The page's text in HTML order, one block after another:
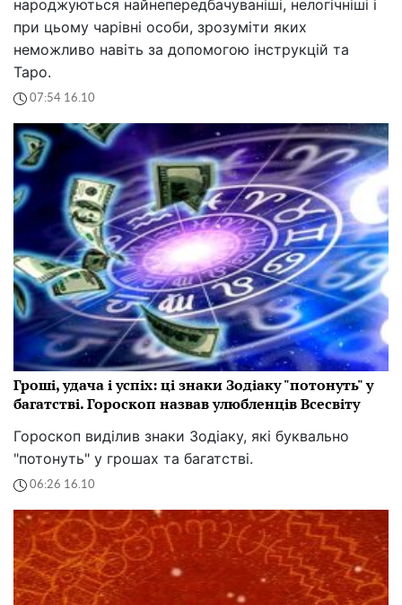
народжуються найнепередбачуваніші, нелогічніші і
при цьому чарівні особи, зрозуміти яких
неможливо навіть за допомогою інструкцій та
Таро.
07:54 16.10
Гроші, удача і успіх: ці знаки Зодіаку "потонуть" у
багатстві. Гороскоп назвав улюбленців Всесвіту
Гороскоп виділив знаки Зодіаку, які буквально
"потонуть" у грошах та багатстві.
06:26 16.10